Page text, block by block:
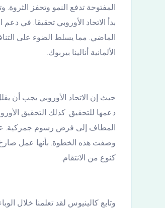
المفتوحة تدفع النمو وتحفز
بدأ الاتحاد الأوروبي تحقيقا. في
الماضي. مما يسلط الضوء على
الألمانية أنالينا بيربوك.
حيث إن الاتحاد الأوروبي يجب أن
دعمها للتحقيق. كذلك التحقيق
المطاف إلى فرض رسوم جمركية. على
وصفت هذه الخطوة. بأنها عمل
كنوع من الانتقام.
وتابع كالينيوس لقد تعلمنا خلال